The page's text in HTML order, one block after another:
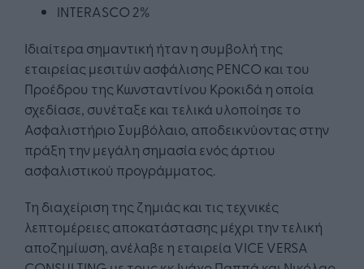
INTERASCO 2%
Ιδιαίτερα σημαντική ήταν η συμβολή της
εταιρείας μεσιτών ασφάλισης PENCO και του
Προέδρου της Κωνσταντίνου Κροκιδά η οποία
σχεδίασε, συνέταξε και τελικά υλοποίησε το
Ασφαλιστήριο Συμβόλαιο, αποδεικνύοντας στην
πράξη την μεγάλη σημασία ενός άρτιου
ασφαλιστικού προγράμματος.
Τη διαχείριση της ζημιάς και τις τεχνικές
λεπτομέρειες αποκατάστασης μέχρι την τελική
αποζημίωση, ανέλαβε η εταιρεία VICE VERSA